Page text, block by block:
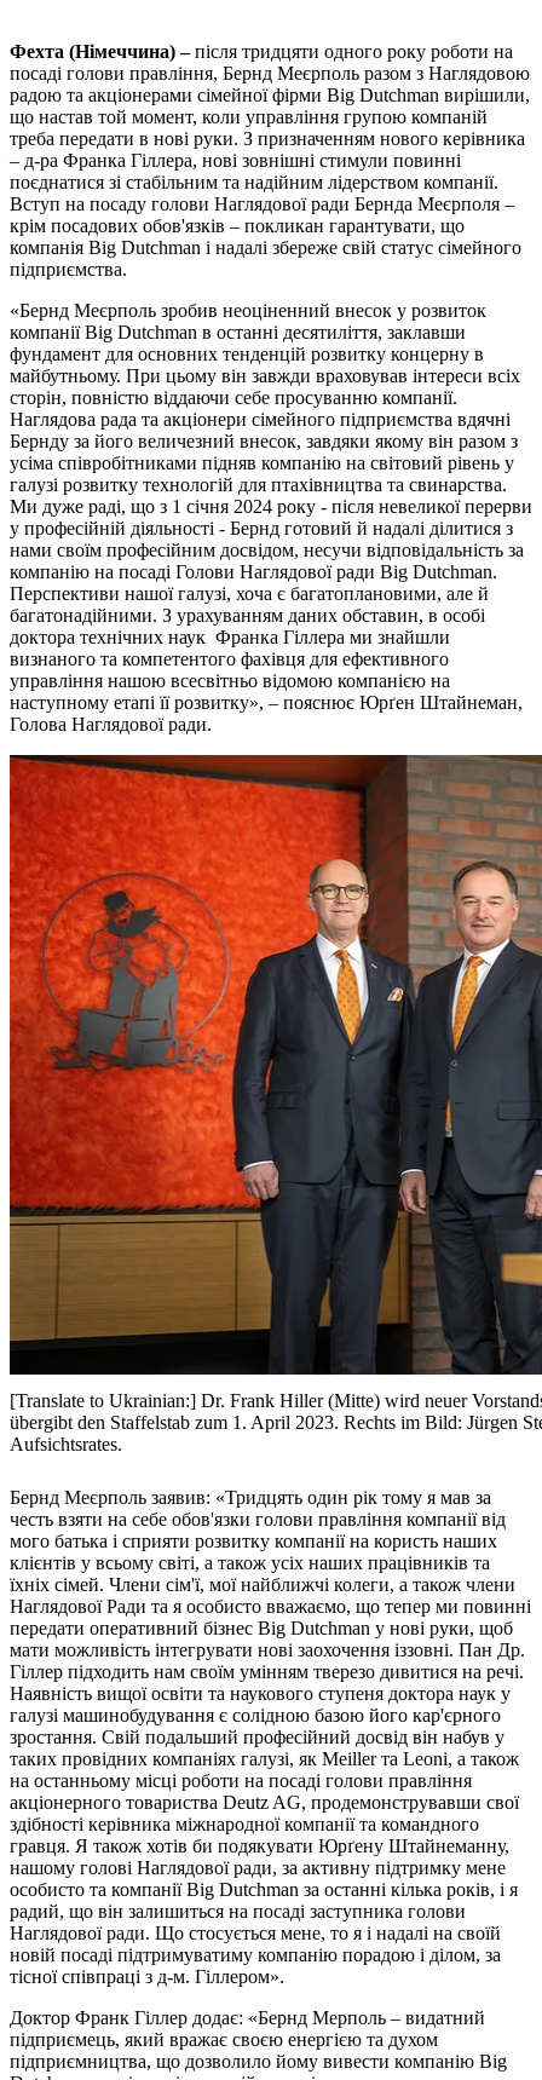
Фехта (Німеччина) –після тридцяти одного року роботи на
посаді голови правління, Бернд Меєрполь разом з Наглядовою
радою та акціонерами сімейної фірми Big Dutchman вирішили,
що настав той момент, коли управління групою компаній
треба передати в нові руки. З призначенням нового керівника
– д-ра Франка Гіллера, нові зовнішні стимули повинні
поєднатися зі стабільним та надійним лідерством компанії.
Вступ на посаду голови Наглядової ради Бернда Меєрполя –
крім посадових обов'язків – покликан гарантувати, що
компанія Big Dutchman і надалі збереже свій статус сімейного
підприємства.
«Бернд Меєрполь зробив неоціненний внесок у розвиток
компанії Big Dutchman в останні десятиліття, заклавши
фундамент для основних тенденцій розвитку концерну в
майбутньому. При цьому він завжди враховував інтереси всіх
сторін, повністю віддаючи себе просуванню компанії.
Наглядова рада та акціонери сімейного підприємства вдячні
Бернду за його величезний внесок, завдяки якому він разом з
усіма співробітниками підняв компанію на світовий рівень у
галузі розвитку технологій для птахівництва та свинарства.
Ми дуже раді, що з 1 січня 2024 року - після невеликої перерви
у професійній діяльності - Бернд готовий й надалі ділитися з
нами своїм професійним досвідом, несучи відповідальність за
компанію на посаді Голови Наглядової ради Big Dutchman.
Перспективи нашої галузі, хоча є багатоплановими, але й
багатонадійними. З урахуванням даних обставин, в особі
доктора технічних наук Франка Гіллера ми знайшли
визнаного та компетентого фахівця для ефективного
управління нашою всесвітньо відомою компанією на
наступному етапі її розвитку», – пояснює Юрґен Штайнеман,
Голова Наглядової ради.
[Translate to Ukrainian:] Dr. Frank Hiller (Mitte) wird neuer
übergibt den Staffelstab zum 1. April 2023. Rechts im Bild: Jürgen
Aufsichtsrates.
Бернд Меєрполь заявив: «Тридцять один рік тому я мав за
честь взяти на себе обов'язки голови правління компанії від
мого батька і сприяти розвитку компанії на користь наших
клієнтів у всьому світі, а також усіх наших працівників та
їхніх сімей. Члени сім'ї, мої найближчі колеги, а також члени
Наглядової Ради та я особисто вважаємо, що тепер ми повинні
передати оперативний бізнес Big Dutchman у нові руки, щоб
мати можливість інтегрувати нові заохочення іззовні. Пан Др.
Гіллер підходить нам своїм умінням тверезо дивитися на речі.
Наявність вищої освіти та наукового ступеня доктора наук у
галузі машинобудування є солідною базою його кар'єрного
зростання. Свій подальший професійний досвід він набув у
таких провідних компаніях галузі, як Meiller та Leoni, а також
на останньому місці роботи на посаді голови правління
акціонерного товариства Deutz AG, продемонструвавши свої
здібності керівника міжнародної компанії та командного
гравця. Я також хотів би подякувати Юрґену Штайнеманну,
нашому голові Наглядової ради, за активну підтримку мене
особисто та компанії Big Dutchman за останні кілька років, і я
радий, що він залишиться на посаді заступника голови
Наглядової ради. Що стосується мене, то я і надалі на своїй
новій посаді підтримуватиму компанію порадою і ділом, за
тісної співпраці з д-м. Гіллером».
Доктор Франк Гіллер додає: «Бернд Мерполь – видатний
підприємець, який вражає своєю енергією та духом
підприємництва, що дозволило йому вивести компанію Big